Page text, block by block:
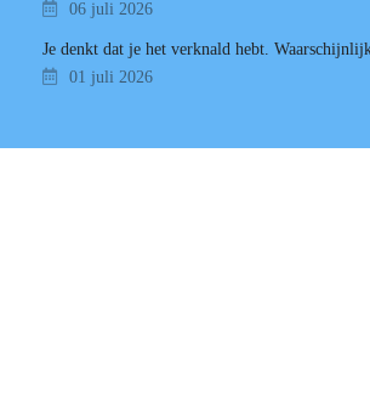
06 juli 2026
Je denkt dat je het verknald hebt.
01 juli 2026